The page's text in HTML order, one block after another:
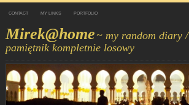
CONTACT MY LINKS PORTFOLIO
Mirek@home~ my random diary /
pamiętnik kompletnie losowy